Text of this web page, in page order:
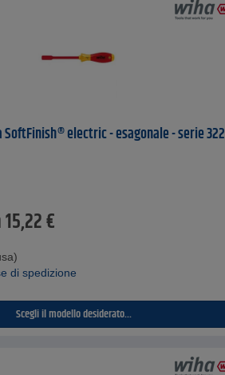
SoftFinish® electric - esagonale - serie 322
15,22€
di spedizione
Scegli il modello desiderato...